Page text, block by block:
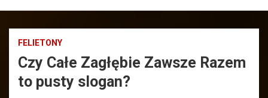
FELIETONY
Czy Całe Zagłębie Zawsze Razem
to pusty slogan?